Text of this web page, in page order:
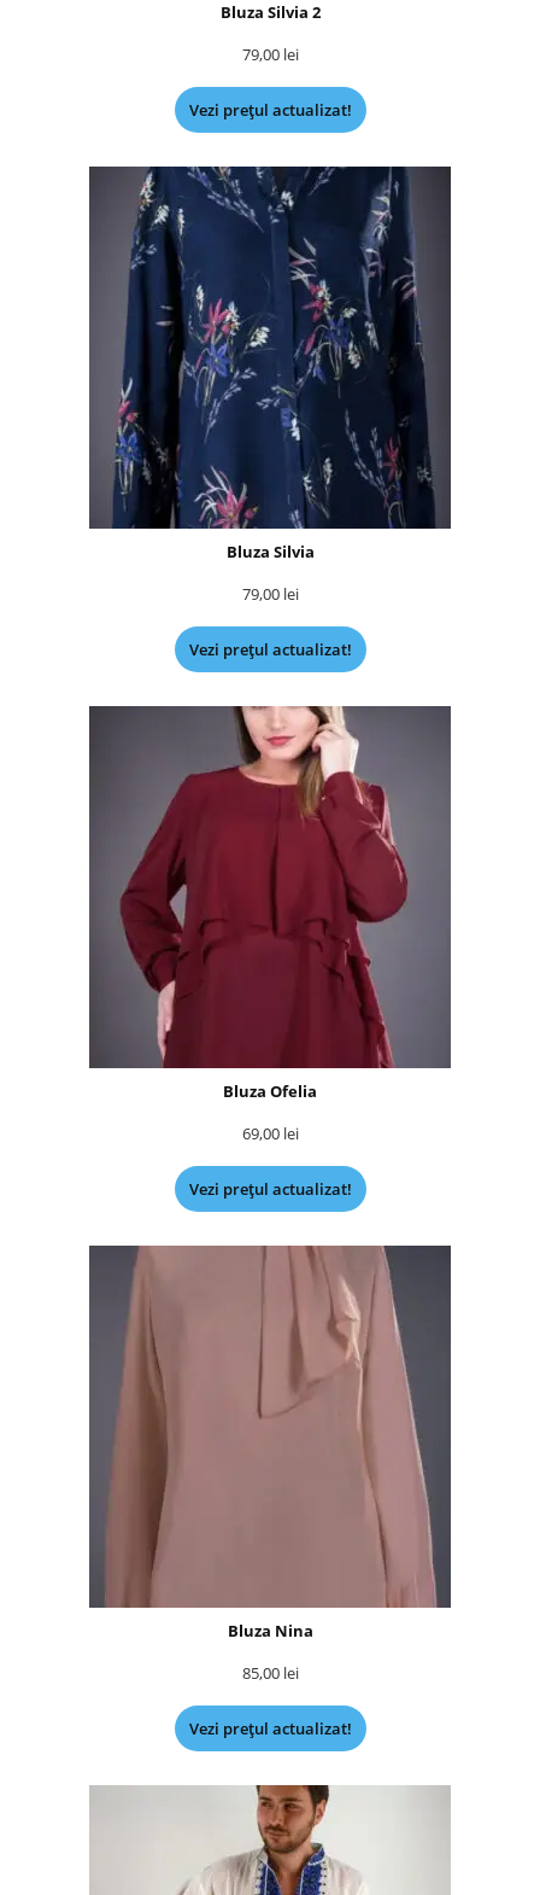
Bluza Silvia 2
79,00 lei
Vezi prețul actualizat!
Bluza Silvia
79,00 lei
Vezi prețul actualizat!
Bluza Ofelia
69,00 lei
Vezi prețul actualizat!
Bluza Nina
85,00 lei
Vezi prețul actualizat!